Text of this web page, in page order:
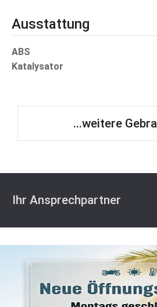
Ausstattung
ABS
Katalysator
...weitere
Ihr Ansprechpartner